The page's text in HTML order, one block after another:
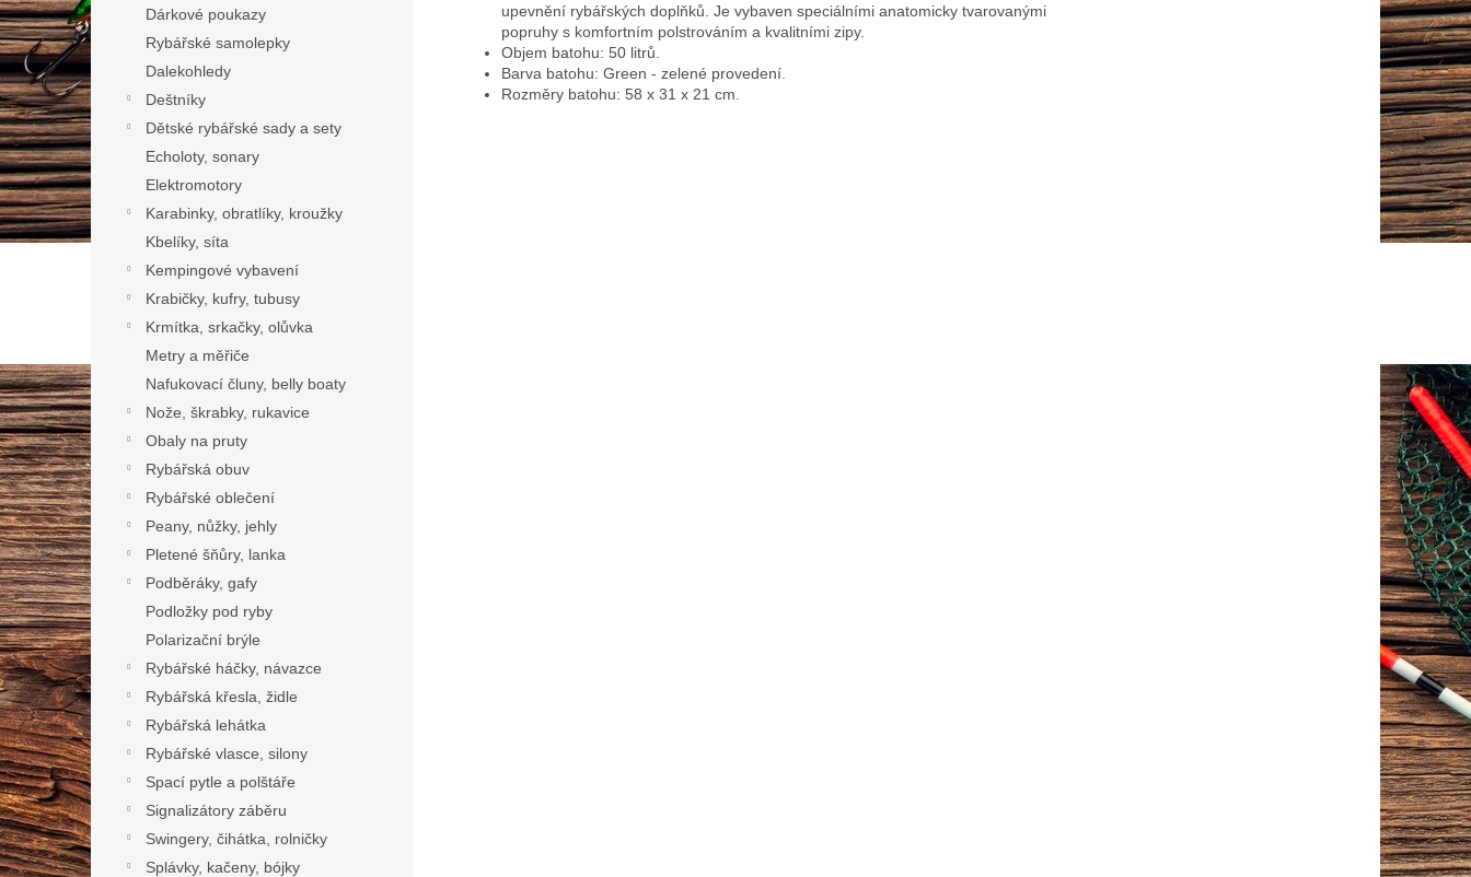
Dárkové poukazy
Rybářské samolepky
Dalekohledy
Deštníky
Dětské rybářské sady a sety
Echoloty, sonary
Elektromotory
Karabinky, obratlíky, kroužky
Kbelíky, síta
Kempingové vybavení
Krabičky, kufry, tubusy
Krmítka, srkačky, olůvka
Metry a měřiče
Nafukovací čluny, belly boaty
Nože, škrabky, rukavice
Obaly na pruty
Rybářská obuv
Rybářské oblečení
Peany, nůžky, jehly
Pletené šňůry, lanka
Podběráky, gafy
Podložky pod ryby
Polarizační brýle
Rybářské háčky, návazce
Rybářská křesla, židle
Rybářská lehátka
Rybářské vlasce, silony
Spací pytle a polštáře
Signalizátory záběru
Swingery, čihátka, rolničky
Splávky, kačeny, bójky
upevnění rybářských doplňků. Je vybaven speciálními anatomicky tvarovanými
popruhy s komfortním polstrováním a kvalitními zipy.
Objem batohu: 50 litrů.
Barva batohu: Green - zelené provedení.
Rozměry batohu: 58 x 31 x 21 cm.